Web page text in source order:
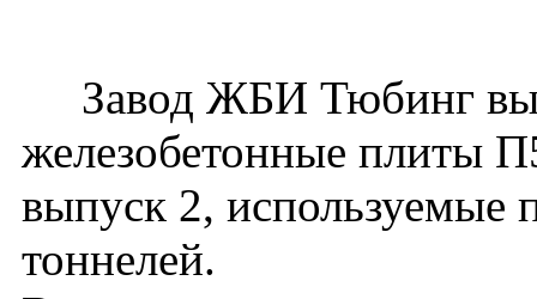
Завод ЖБИ Тюбинг
железобетонные плиты
выпуск 2, используемые
тоннелей.